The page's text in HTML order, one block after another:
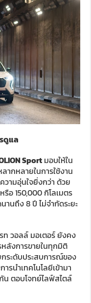
ดูแล
Sport มอบให้ใน
ากหลายในการใช้งาน
ามอุ่นใจยิ่งกว่า ด้วย
อ 150,000 กิโลเมตร
านถึง 8 ปี ไม่จำกัดระยะ
ท วอลล์ มอเตอร์ ยังคง
ลังการขายในทุกมิติ
กระดับประสบการณ์ของ
รนำเทคโนโลยีเข้ามา
น ตอบโจทย์ไลฟ์สไตล์